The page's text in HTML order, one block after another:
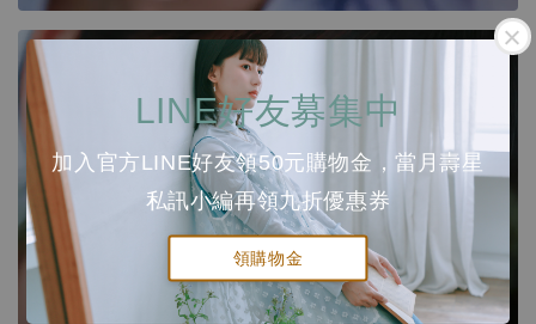
LINE好友募集中
加入官方LINE好友領50元購物金，當月壽星
私訊小編再領九折優惠券
領購物金